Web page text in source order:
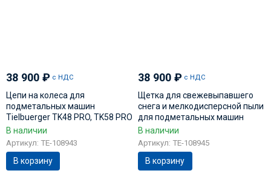
38 900 ₽ с НДС
Цепи на колеса для
подметальных машин
Tielbuerger TK48 PRO, TK58 PRO
KC-002-010
В наличии
Артикул: TE-108943
В корзину
38 900₽ с НДС
Щетка для свежевыпавшего
снега и мелкодисперсной пыли
для подметальных машин
Tielbuerger TK18, TK36, TK38
AD-090-089
В наличии
Артикул: TE-108945
В корзину